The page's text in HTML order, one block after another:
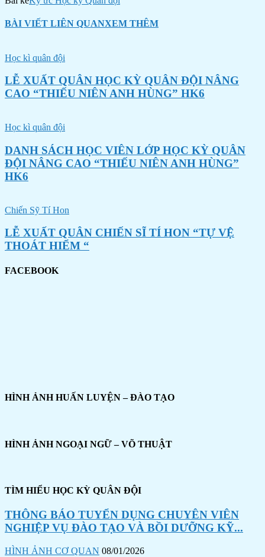
BÀI VIẾT LIÊN QUANXEM THÊM
Học kì quân đội
LỄ XUẤT QUÂN HỌC KỲ QUÂN ĐỘI NÂNG
CAO “THIẾU NIÊN ANH HÙNG” HK6
Học kì quân đội
DANH SÁCH HỌC VIÊN LỚP HỌC KỲ QUÂN
ĐỘI NÂNG CAO “THIẾU NIÊN ANH HÙNG”
HK6
Chiến Sỹ Tí Hon
LỄ XUẤT QUÂN CHIẾN SĨ TÍ HON “TỰ VỆ
THOÁT HIỂM “
FACEBOOK
HÌNH ẢNH HUẤN LUYỆN – ĐÀO TẠO
HÌNH ẢNH NGOẠI NGỮ – VÕ THUẬT
TÌM HIỂU HỌC KỲ QUÂN ĐỘI
THÔNG BÁO TUYỂN DỤNG CHUYÊN VIÊN
NGHIỆP VỤ ĐÀO TẠO VÀ BỒI DƯỠNG KỸ...
HÌNH ẢNH CƠ QUAN 08/01/2026